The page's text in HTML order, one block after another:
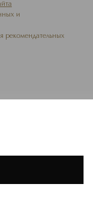
и
рекомендательных